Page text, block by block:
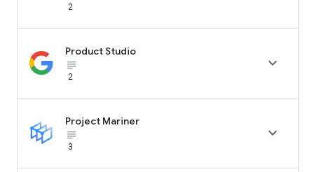
2
Product Studio
subject_black
2

Project Mariner
subject_black
3
